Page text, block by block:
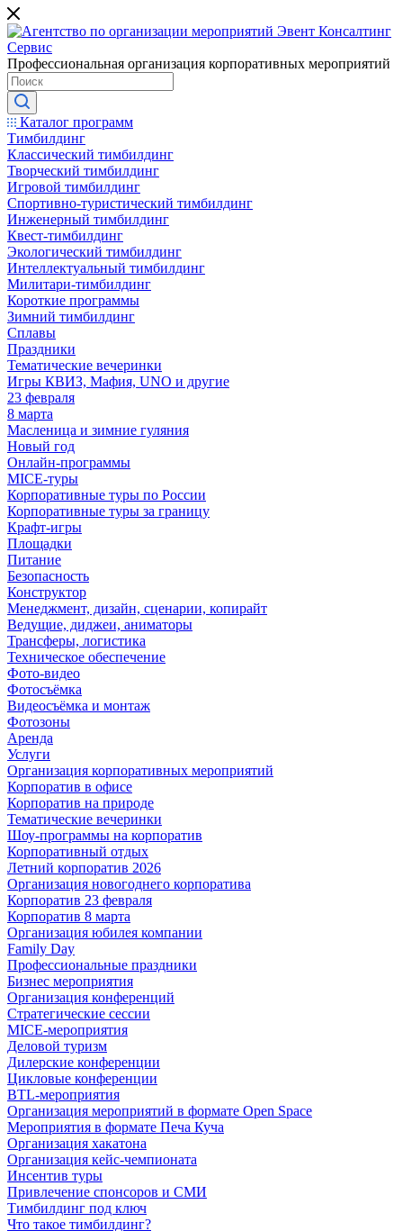
Профессиональная организация корпоративных мероприятий
Каталог программ
Тимбилдинг
Классический тимбилдинг
Творческий тимбилдинг
Игровой тимбилдинг
Спортивно-туристический тимбилдинг
Инженерный тимбилдинг
Квест-тимбилдинг
Экологический тимбилдинг
Интеллектуальный тимбилдинг
Милитари-тимбилдинг
Короткие программы
Зимний тимбилдинг
Сплавы
Праздники
Тематические вечеринки
Игры КВИЗ, Мафия, UNO и другие
23 февраля
8 марта
Масленица и зимние гуляния
Новый год
Онлайн-программы
MICE‑туры
Корпоративные туры по России
Корпоративные туры за границу
Крафт-игры
Площадки
Питание
Безопасность
Конструктор
Менеджмент, дизайн, сценарии, копирайт
Ведущие, диджеи, аниматоры
Трансферы, логистика
Техническое обеспечение
Фото-видео
Фотосъёмка
Видеосъёмка и монтаж
Фотозоны
Аренда
Услуги
Организация корпоративных мероприятий
Корпоратив в офисе
Корпоратив на природе
Тематические вечеринки
Шоу-программы на корпоратив
Корпоративный отдых
Летний корпоратив 2026
Организация новогоднего корпоратива
Корпоратив 23 февраля
Корпоратив 8 марта
Организация юбилея компании
Family Day
Профессиональные праздники
Бизнес мероприятия
Организация конференций
Стратегические сессии
MICE-мероприятия
Деловой туризм
Дилерские конференции
Цикловые конференции
BTL-мероприятия
Организация мероприятий в формате Open Space
Мероприятия в формате Печа Куча
Организация хакатона
Организация кейс-чемпионата
Инсентив туры
Привлечение спонсоров и СМИ
Тимбилдинг под ключ
Что такое тимбилдинг?